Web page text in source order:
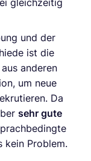
gleichzeitig
und der
ist die
anderen
um neue
Da
sehr gute
kein Problem.